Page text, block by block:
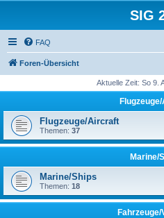
SIG
FAQ
Foren-Übersicht
Aktuelle Zeit: So 9.
Flugzeuge/Aircraft
Themen: 37
Marine/
Marine/Ships
Themen: 18
Fahrzeuge/